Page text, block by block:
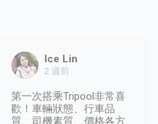
Ice Lin
2 週前
第一次搭乘Tripool非常喜
歡！車輛狀態、行車品